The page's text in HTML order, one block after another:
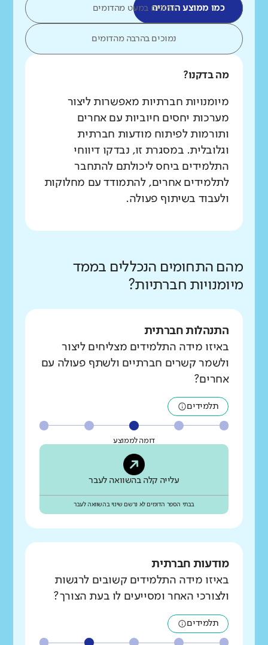
כמו ממוצע הדומיםנמוכים במעט מהדומים
נמוכים בהרבה מהדומים
מה בדקנו?
מיומנויות חברתיות מאפשרות ליצור
מערכות יחסים חיוביות עם אחרים
ותורמות לפיתוח מודעות חברתית
וגלובלית. במסגרת זו, נבדקו דיווחי
התלמידים ביחס ליכולתם להתחבר
לתלמידים אחרים, להתמודד עם מחלוקות
ולעבוד בשיתוף פעולה.
מהם התחומים הנכללים בממד
מיומנויות חברתיות?
התנהלות חברתית
באיזו מידה התלמידים מצליחים ליצור
ולשמר קשרים חברתיים ולשתף פעולה עם
אחרים?
תלמידים
דומה לממוצע
עלייה קלה בהשוואה לעבר
בבתי הספר הדומים לא נרשם שינוי בהשוואה לעבר
מודעות חברתית
באיזו מידה התלמידים קשובים לרגשות
ולצורכי האחר ומסייעים לו בעת הצורך?
תלמידים